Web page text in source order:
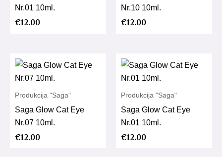
Nr.01 10ml.
€12.00
Nr.10 10ml.
€12.00
Produkcija "Saga"
Saga Glow Cat Eye
Nr.07 10ml.
€12.00
Produkcija "Saga"
Saga Glow Cat Eye
Nr.01 10ml.
€12.00